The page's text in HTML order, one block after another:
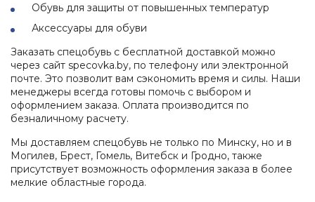
Обувь для защиты от повышенных температур
Аксессуары для обуви
Заказать спецобувь с бесплатной доставкой можно
через сайт specovka.by, по телефону или электронной
почте. Это позволит вам сэкономить время и силы. Наши
менеджеры всегда готовы помочь с выбором и
оформлением заказа. Оплата производится по
безналичному расчету.
Мы доставляем спецобувь не только по Минску, но и в
Могилев, Брест, Гомель, Витебск и Гродно, также
присутствует возможность оформления заказа в более
мелкие областные города.